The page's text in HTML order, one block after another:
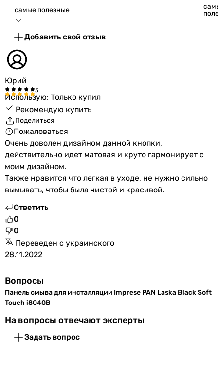
самые полезные
Добавить свой отзыв
Юрий
Использую: Только купил
Рекомендую купить
Поделиться
Пожаловаться
Очень доволен дизайном данной кнопки,
действительно идет матовая и круто гармонирует с
моим дизайном.
Также нравится что легкая в уходе, не нужно сильно
вымывать, чтобы была чистой и красивой.
Ответить
0
0
Переведен с украинского
28.11.2022
Вопросы
Панель смыва для инсталляции Imprese PAN Laska Black Soft
Touch i8040B
На вопросы отвечают эксперты
Задать вопрос